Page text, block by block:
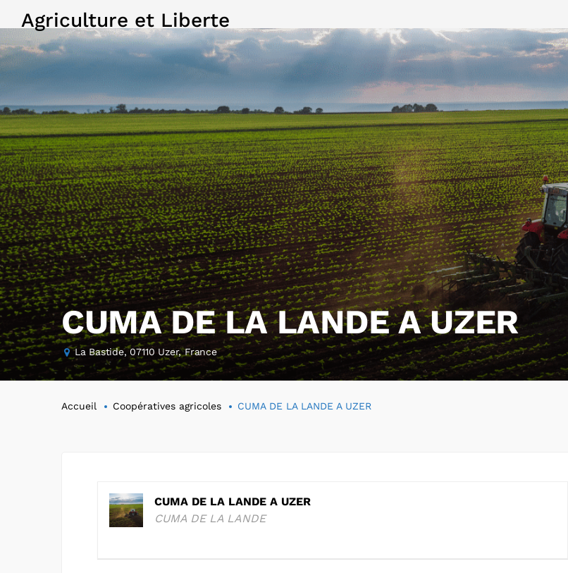
Agriculture et Liberte
CUMA DE LA LANDE A UZER
La Bastide, 07110 Uzer, France
Accueil Coopératives agricoles CUMA DE LA LANDE A UZER
CUMA DE LA LANDE A UZER
CUMA DE LA LANDE